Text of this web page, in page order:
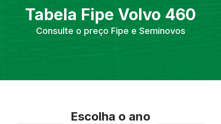
Tabela Fipe Volvo 460
Consulte o preço Fipe e Seminovos
Escolha o ano